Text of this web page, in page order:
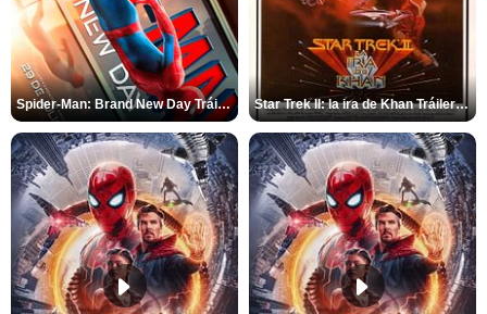
Spider-Man: Brand New Day Tráiler (3) Star Trek II: la ira de Khan Tráiler VO